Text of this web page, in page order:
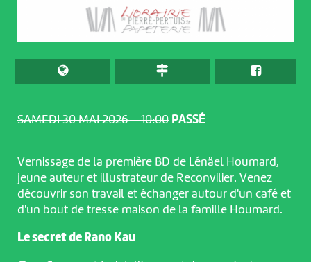
SAMEDI 30 MAI 2026 – 10:00 PASSÉ
Vernissage de la première BD de Lénäel Houmard,
jeune auteur et illustrateur de Reconvilier. Venez
découvrir son travail et échanger autour d'un café et
d'un bout de tresse maison de la famille Houmard.
Le secret de Rano Kau